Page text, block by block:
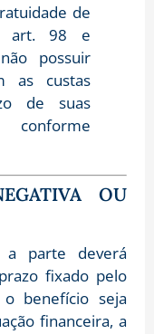
de
art. 98 e
possuir
as custas
de suas
conforme
OU
parte deverá
fixado pelo
benefício seja
financeira, a